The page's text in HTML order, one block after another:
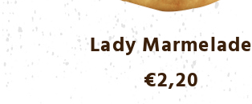
Lady Marmelade
€2,20